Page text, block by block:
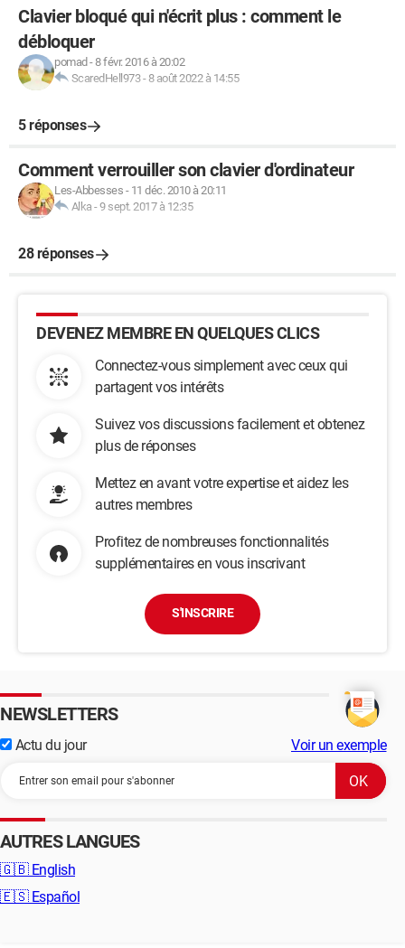
Clavier bloqué qui n'écrit plus : comment le
débloquer
pomad -8 févr. 2016 à 20:02
ScaredHell973- 8 août 2022 à 14:55
5 réponses
Comment verrouiller son clavier d'ordinateur
Les-Abbesses - 11 déc. 2010 à 20:11
Alka -9 sept. 2017 à 12:35
28 réponses
DEVENEZ MEMBRE EN QUELQUES CLICS
Connectez-vous simplement avec ceux qui
partagent vos intérêts
Suivez vos discussions facilement et obtenez
plus de réponses
Mettez en avant votre expertise et aidez les
autres membres
Profitez de nombreuses fonctionnalités
supplémentaires en vous inscrivant
S'INSCRIRE
NEWSLETTERS
Actu du jour Voir un exemple
AUTRES LANGUES
🇬🇧 English
🇪🇸 Español